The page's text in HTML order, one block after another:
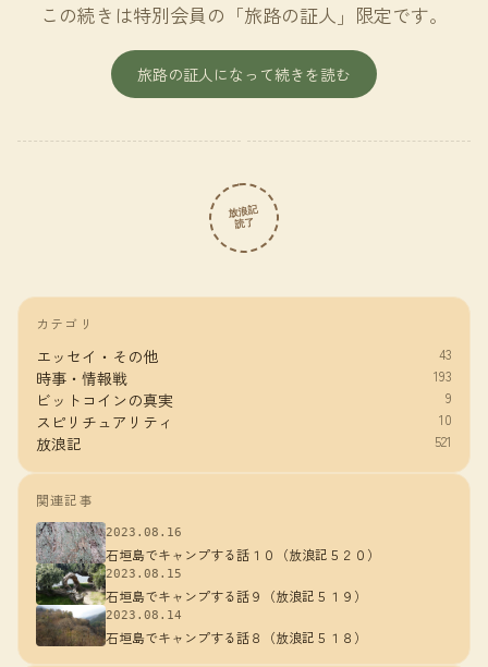
この続きは特別会員の「旅路の証人」限定です。
旅路の証人になって続きを読む
放浪記
読了
カテゴリ
エッセイ・その他 43
時事・情報戦 193
ビットコインの真実 9
スピリチュアリティ 10
放浪記 521
関連記事
2023.08.16
石垣島でキャンプする話１０（放浪記５２０）
2023.08.15
石垣島でキャンプする話９（放浪記５１９）
2023.08.14
石垣島でキャンプする話８（放浪記５１８）